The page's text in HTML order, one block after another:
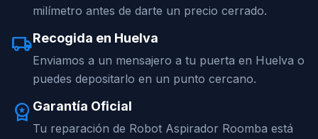
milímetro antes de darte un precio cerrado.
local_shippingRecogida en Huelva
Enviamos a un mensajero a tu puerta en Huelva o
puedes depositarlo en un punto cercano.
workspace_premium Garantía Oficial
Tu reparación de Robot Aspirador Roomba está